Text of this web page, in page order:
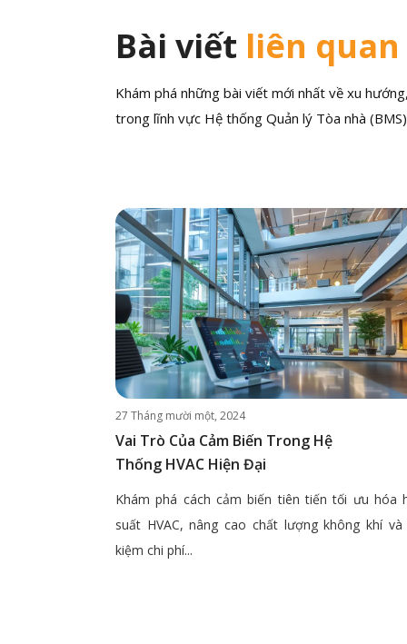
Bài viết liên quan
Khám phá những bài viết mới nhất về xu
trong lĩnh vực Hệ thống Quản lý Tòa nhà
27 Tháng mười một, 2024
Vai Trò Của Cảm Biến Trong Hệ
Thống HVAC Hiện Đại
Khám phá cách cảm biến tiên tiến tối ưu hóa
suất HVAC, nâng cao chất lượng không khí
kiệm chi phí...